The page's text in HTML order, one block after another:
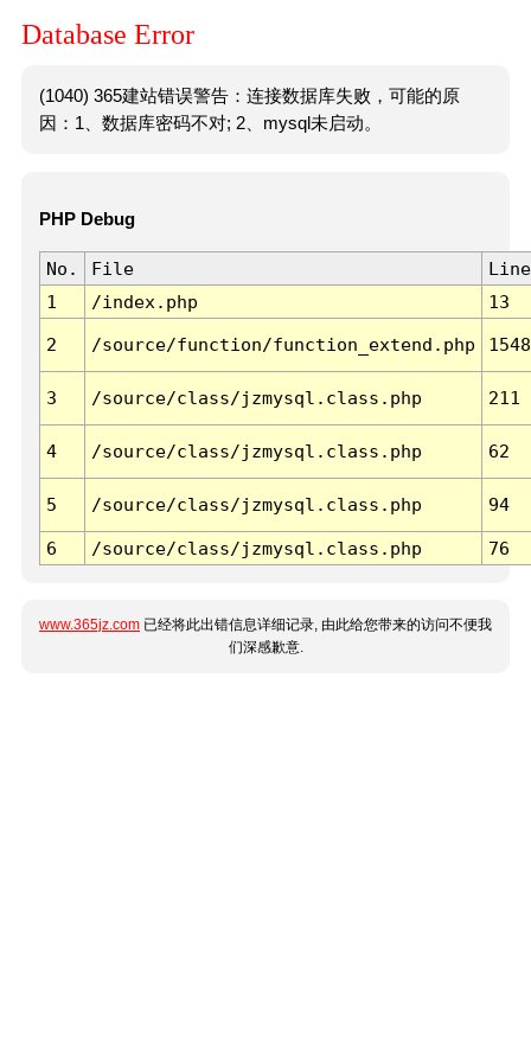
Database Error
(1040) 365建站错误警告：连接数据库失败，可能的原
因：1、数据库密码不对; 2、mysql未启动。
PHP Debug
No. File
Line
1
/index.php 13
2 /source/function/function_extend.php 1548
3 /source/class/jzmysql.class.php 211
4 /source/class/jzmysql.class.php 62
5 /source/class/jzmysql.class.php 94
6 /source/class/jzmysql.class.php 76
www.365jz.com 已经将此出错信息详细记录, 由此给您带来的访问不便我
们深感歉意.